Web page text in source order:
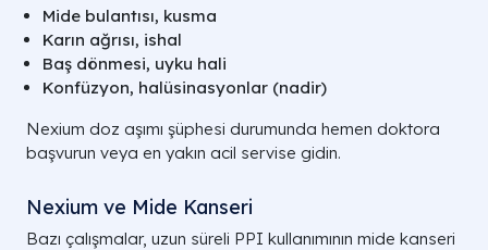
Mide bulantısı, kusma
Karın ağrısı, ishal
Baş dönmesi, uyku hali
Konfüzyon, halüsinasyonlar (nadir)
Nexium doz aşımı şüphesi durumunda hemen doktora
başvurun veya en yakın acil servise gidin.
Nexium ve Mide Kanseri
Bazı çalışmalar, uzun süreli PPI kullanımının mide kanseri